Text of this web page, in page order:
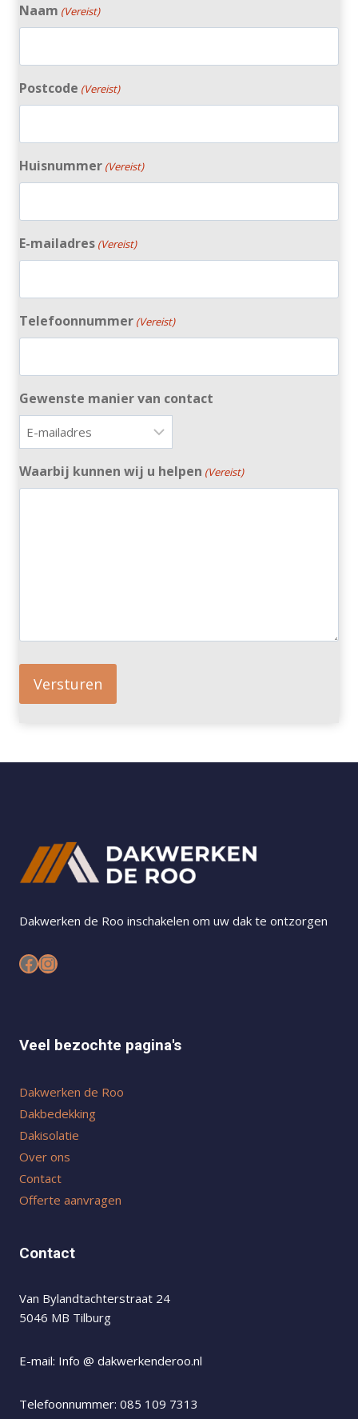
Naam (Vereist)
Postcode (Vereist)
Huisnummer (Vereist)
E-mailadres (Vereist)
Telefoonnummer (Vereist)
Gewenste manier van contact
Waarbij kunnen wij u helpen (Vereist)
Dakwerken de Roo inschakelen om uw dak te ontzorgen
Facebook
Instagram
Veel bezochte pagina's
Dakwerken de Roo
Dakbedekking
Dakisolatie
Over ons
Contact
Offerte aanvragen
Contact
Van Bylandtachterstraat 24
5046 MB Tilburg
E-mail: Info @ dakwerkenderoo.nl
Telefoonnummer: 085 109 7313